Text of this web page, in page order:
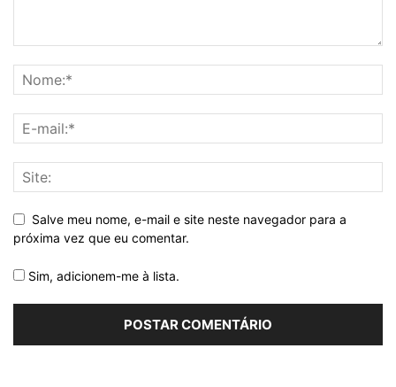
Salve meu nome, e-mail e site neste navegador para a
próxima vez que eu comentar.
Sim, adicionem-me à lista.